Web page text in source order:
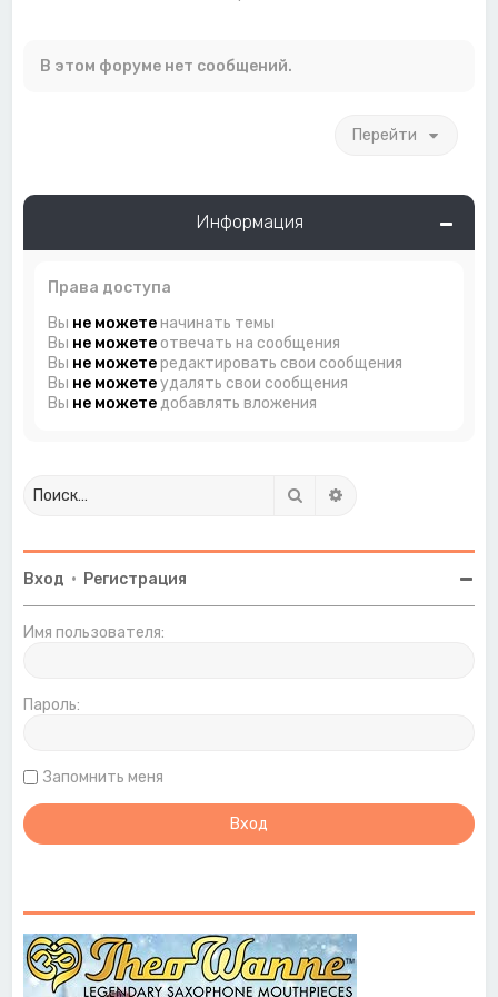
В этом форуме нет сообщений.
Перейти
Информация
Права доступа
Вы не можетеначинать темы
Вы не можетеотвечать на сообщения
Вы не можетередактировать свои сообщения
Вы не можетеудалять свои сообщения
Вы не можетедобавлять вложения
Поиск
Вход • Регистрация
Имя пользователя:
Пароль:
Запомнить меня